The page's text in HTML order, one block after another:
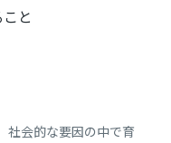
と
社会的な要因の中で育